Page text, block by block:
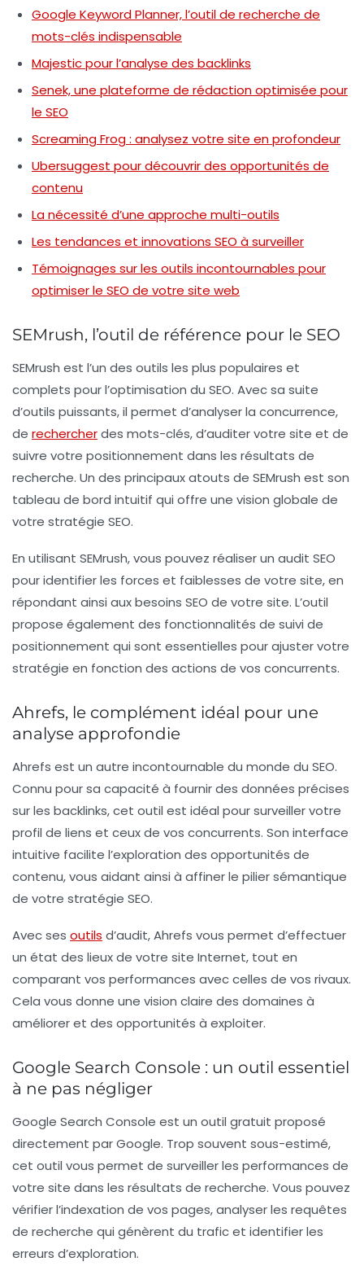
Google Keyword Planner, l’outil de recherche de
mots-clés indispensable
Majestic pour l’analyse des backlinks
Senek, une plateforme de rédaction optimisée pour
le SEO
Screaming Frog : analysez votre site en profondeur
Ubersuggest pour découvrir des opportunités de
contenu
La nécessité d’une approche multi-outils
Les tendances et innovations SEO à surveiller
Témoignages sur les outils incontournables pour
optimiser le SEO de votre site web
SEMrush, l’outil de référence pour le SEO
SEMrush est l’un des outils les plus populaires et
complets pour l’optimisation du SEO. Avec sa suite
d’outils puissants, il permet d’analyser la concurrence,
de rechercherdes mots-clés, d’auditer votre site et de
suivre votre positionnement dans les résultats de
recherche. Un des principaux atouts de SEMrush est son
tableau de bord intuitif qui offre une vision globale de
votre stratégie SEO.
En utilisant SEMrush, vous pouvez réaliser un audit SEO
pour identifier les forces et faiblesses de votre site, en
répondant ainsi auxbesoins SEO de votre site. L’outil
propose également des fonctionnalités de suivi de
positionnement qui sont essentielles pour ajuster votre
stratégie en fonction des actions de vos concurrents.
Ahrefs, le complément idéal pour une
analyse approfondie
Ahrefs est un autre incontournable du monde du SEO.
Connu pour sa capacité à fournir des données précises
sur les backlinks, cet outil est idéal pour surveiller votre
profil de liens et ceux de vos concurrents. Son interface
intuitive facilite l’exploration des opportunités de
contenu, vous aidant ainsi à affiner le pilier sémantique
de votre stratégie SEO.
Avec ses outils d’audit, Ahrefs vous permet d’effectuer
un état des lieux de votre site Internet, tout en
comparant vos performances avec celles de vos rivaux.
Cela vous donne une vision claire des domaines à
améliorer et des opportunités à exploiter.
Google Search Console : un outil essentiel
à ne pas négliger
Google Search Console est un outil gratuit proposé
directement par Google. Trop souvent sous-estimé,
cet outil vous permet de surveiller les performances de
votre site dans les résultats de recherche. Vous pouvez
vérifier l’indexation de vos pages, analyser les requêtes
de recherche qui génèrent du trafic et identifier les
erreurs d’exploration.